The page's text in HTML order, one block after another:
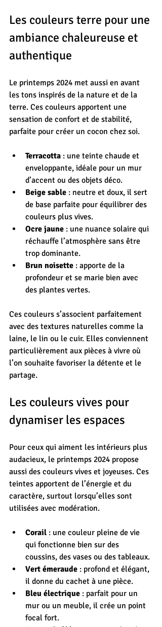
Les couleurs terre pour une
ambiance chaleureuse et
authentique
Le printemps 2024 met aussi en avant
les tons inspirés de la nature et de la
terre. Ces couleurs apportent une
sensation de confort et de stabilité,
parfaite pour créer un cocon chez soi.
Terracotta : une teinte chaude et
enveloppante, idéale pour un mur
d’accent ou des objets déco.
Beige sable : neutre et doux, il sert
de base parfaite pour équilibrer des
couleurs plus vives.
Ocre jaune : une nuance solaire qui
réchauffe l’atmosphère sans être
trop dominante.
Brun noisette : apporte de la
profondeur et se marie bien avec
des plantes vertes.
Ces couleurs s’associent parfaitement
avec des textures naturelles comme la
laine, le lin ou le cuir. Elles conviennent
particulièrement aux pièces à vivre où
l’on souhaite favoriser la détente et le
partage.
Les couleurs vives pour
dynamiser les espaces
Pour ceux qui aiment les intérieurs plus
audacieux, le printemps 2024 propose
aussi des couleurs vives et joyeuses. Ces
teintes apportent de l’énergie et du
caractère, surtout lorsqu’elles sont
utilisées avec modération.
Corail : une couleur pleine de vie
qui fonctionne bien sur des
coussins, des vases ou des tableaux.
Vert émeraude : profond et élégant,
il donne du cachet à une pièce.
Bleu électrique : parfait pour un
mur ou un meuble, il crée un point
focal fort.